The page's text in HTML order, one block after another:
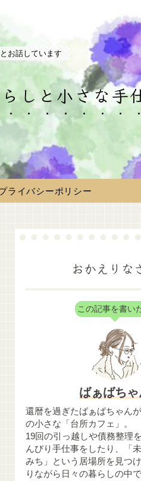
お話しています
しと小さな手
ライバシーポリシー
おかえりな
この記事を書い
ばぁばち
還暦を過ぎたばぁばちゃん
の小さな「台所カフェ」。
19回の引っ越しや債務整理
んびり手仕事をしたり、「
みち」という居場所を見つ
りながら日々の暮らしの中